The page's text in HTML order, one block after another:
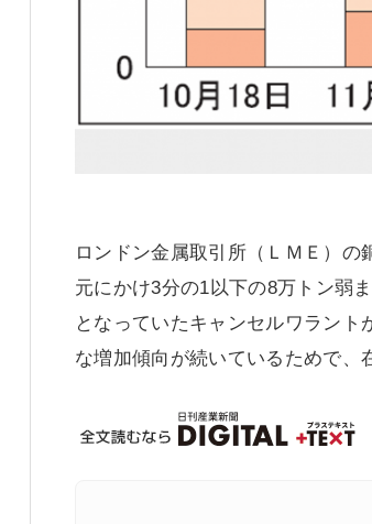
ロンドン金属取引所（ＬＭＥ）
元にかけ3分の1以下の8万トン弱
となっていたキャンセルワラン
な増加傾向が続いているためで、